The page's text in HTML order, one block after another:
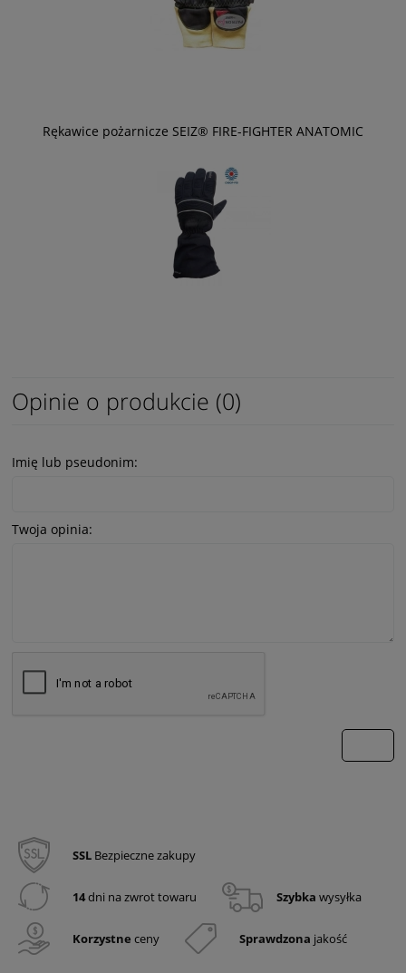
Rękawice pożarnicze SEIZ® FIRE-FIGHTER ANATOMIC
Opinie o produkcie (0)
Imię lub pseudonim:
Twoja opinia:
SSL Bezpieczne zakupy
14dni na zwrot towaru Szybka wysyłka
Korzystne ceny Sprawdzona jakość